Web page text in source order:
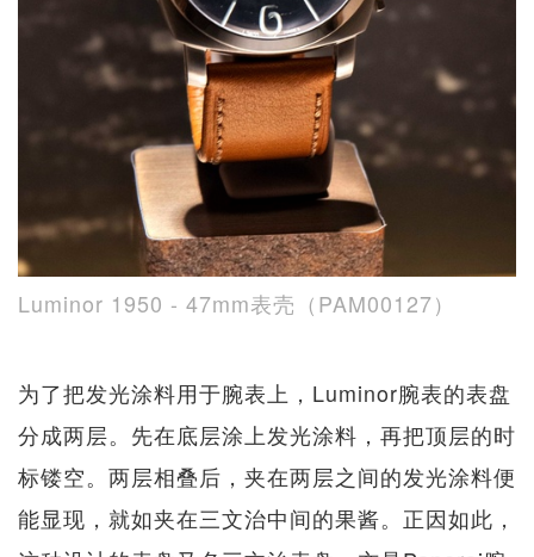
Luminor 1950 - 47mm表壳（PAM00127）
为了把发光涂料用于腕表上，Luminor腕表的表盘
分成两层。先在底层涂上发光涂料，再把顶层的时
标镂空。两层相叠后，夹在两层之间的发光涂料便
能显现，就如夹在三文治中间的果酱。正因如此，